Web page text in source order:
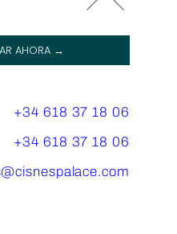
AHORA →
+34 618 37 18 06
+34 618 37 18 06